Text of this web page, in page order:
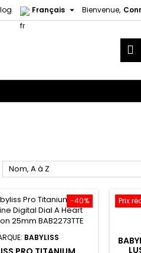
Bienvenue,
Français 
Nom, A à Z
-40%
BABYLISS
Prix